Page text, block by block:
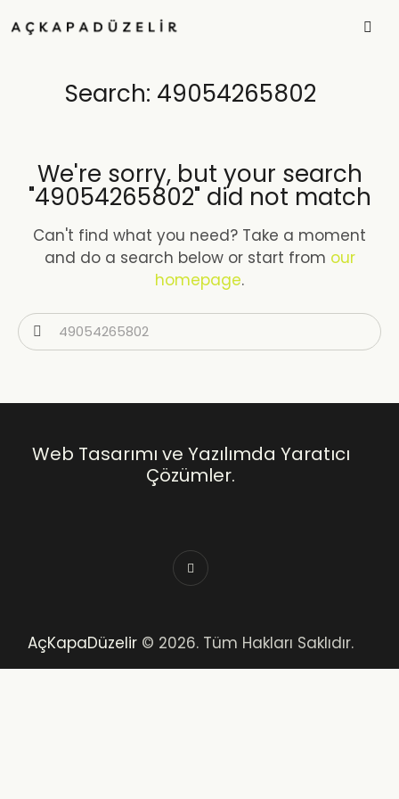
Search: 49054265802
We're sorry, but your search
"49054265802" did not match
Can't find what you need? Take a moment
and do a search below or start from our
homepage.
Web Tasarımı ve Yazılımda Yaratıcı
Çözümler.
AçKapaDüzelir © 2026. Tüm Hakları Saklıdır.